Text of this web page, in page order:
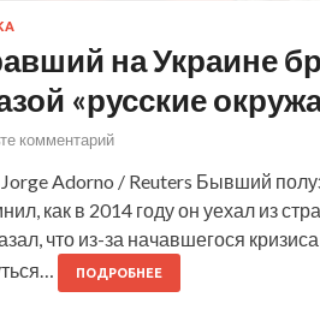
на Украине
«русские
комментарий
Adorno / Reuters Бывший
как в 2014 году он уехал из
что из-за начавшегося
ПОДРОБНЕЕ